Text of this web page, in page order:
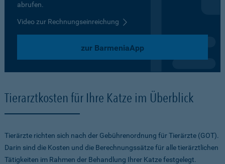
abrufen.
Video zur Rechnungseinreichung
zur BarmeniaApp
Tierarztkosten für Ihre Katze im Überblick
Tierärzte richten sich nach der Gebührenordnung für Tierärzte (GOT).
Darin sind die Kosten und die Berechnungssätze für alle tierärztlichen
Tätigkeiten im Rahmen der Behandlung Ihrer Katze festgelegt.